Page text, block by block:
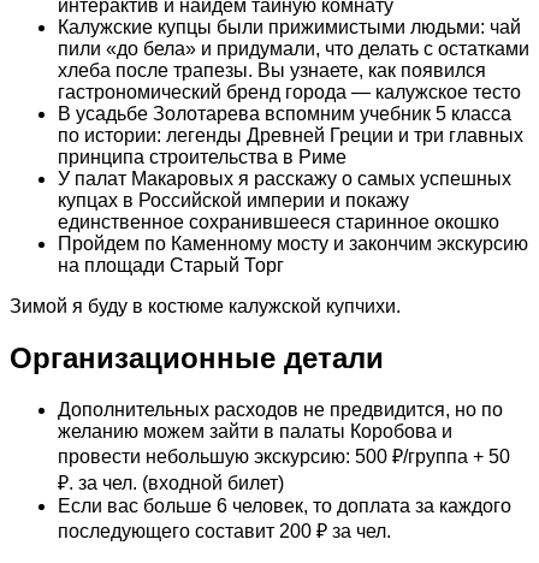
интерактив и найдем тайную комнату
Калужские купцы были прижимистыми людьми: чай
пили «до бела» и придумали, что делать с остатками
хлеба после трапезы. Вы узнаете, как появился
гастрономический бренд города — калужское тесто
В усадьбе Золотарева вспомним учебник 5 класса
по истории: легенды Древней Греции и три главных
принципа строительства в Риме
У палат Макаровых я расскажу о самых успешных
купцах в Российской империи и покажу
единственное сохранившееся старинное окошко
Пройдем по Каменному мосту и закончим экскурсию
на площади Старый Торг
Зимой я буду в костюме калужской купчихи.
Организационные детали
Дополнительных расходов не предвидится, но по
желанию можем зайти в палаты Коробова и
провести небольшую экскурсию: 500 ₽/группа + 50
₽. за чел. (входной билет)
Если вас больше 6 человек, то доплата за каждого
последующего составит 200 ₽ за чел.